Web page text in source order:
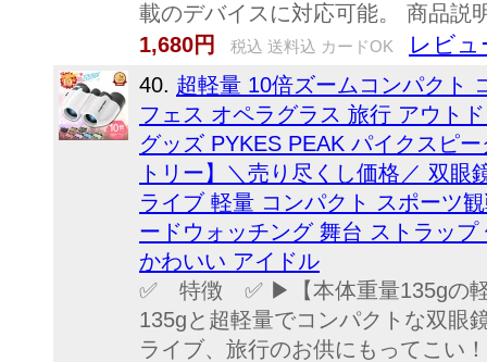
載のデバイスに対応可能。 商品説
1,680円
税込 送料込 カードOK レビュ
40. 超軽量 10倍ズームコンパクト
フェス オペラグラス 旅行 アウト
グッズ PYKES PEAK パイクスピ
トリー】＼売り尽くし価格／ 双
ライブ 軽量 コンパクト スポーツ
ードウォッチング 舞台 ストラッ
かわいい アイドル
✅ 特徴 ✅ ▶【本体重量135gの軽
135gと超軽量でコンパクトな双眼
ライブ、旅行のお供にもってこい